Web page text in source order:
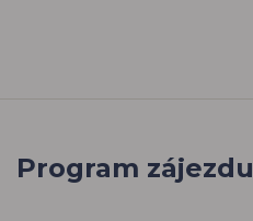
Program zájezdu